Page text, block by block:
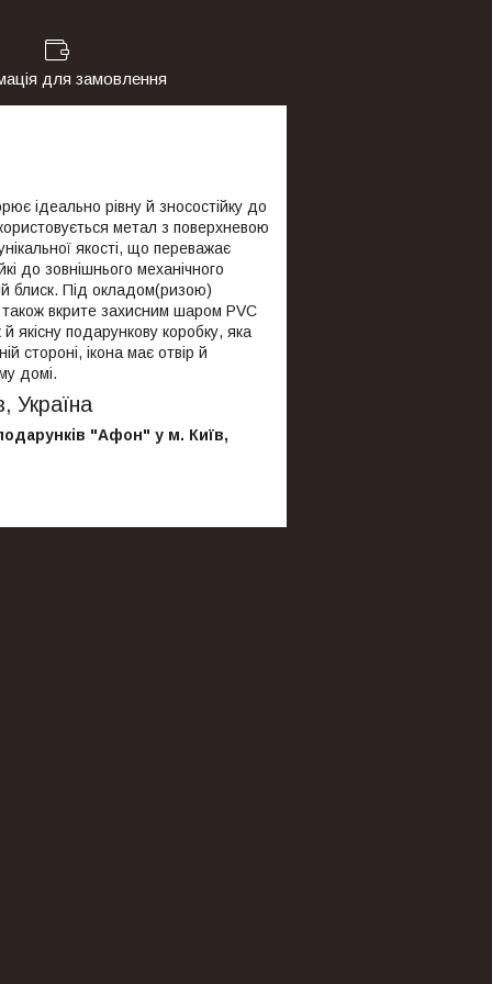
для замовлення
ідеально рівну й зносостійку до
метал з поверхневою
якості, що переважає
до зовнішнього механічного
блиск. Під окладом(ризою)
вкрите захисним шаром PVC
якісну подарункову коробку, яка
стороні, ікона має отвір й
домі.
Україна
"Афон" у м. Київ,